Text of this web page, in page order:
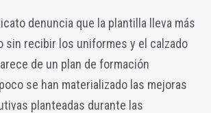
denuncia que la plantilla lleva más
sin recibir los uniformes y el calzado
de un plan de formación
se han materializado las mejoras
planteadas durante las